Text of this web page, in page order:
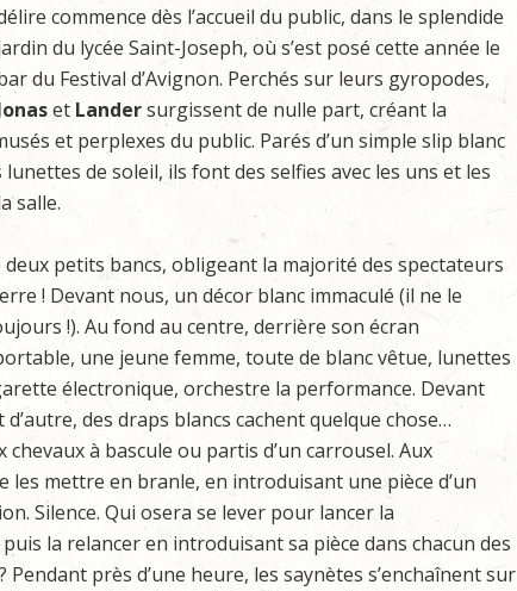
commence dès l’accueil du public, dans le splendide
du lycée Saint-Joseph, où s’est posé cette année le
du Festival d’Avignon. Perchés sur leurs gyropodes,
et Landersurgissent de nulle part, créant la
et perplexes du public. Parés d’un simple slip blanc
de soleil, ils font des selfies avec les uns et les
salle.
deux petits bancs, obligeant la majorité des spectateurs
! Devant nous, un décor blanc immaculé (il ne le
!). Au fond au centre, derrière son écran
une jeune femme, toute de blanc vêtue, lunettes
électronique, orchestre la performance. Devant
des draps blancs cachent quelque chose…
chevaux à bascule ou partis d’un carrousel. Aux
les mettre en branle, en introduisant une pièce d’un
Silence. Qui osera se lever pour lancer la
la relancer en introduisant sa pièce dans chacun des
Pendant près d’une heure, les saynètes s’enchaînent sur